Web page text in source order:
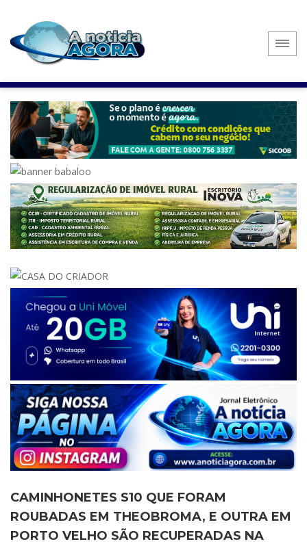
CAMINHONETES S10 QUE FORAM
ROUBADAS EM THEOBROMA, E OUTRA EM
PORTO VELHO SÃO RECUPERADAS NA